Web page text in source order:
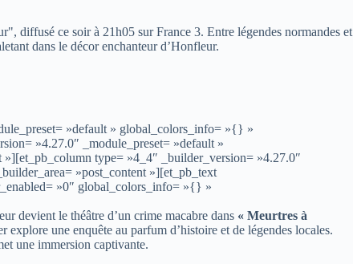
diffusé ce soir à 21h05 sur France 3. Entre légendes normandes et
dans le décor enchanteur d’Honfleur.
»default » global_colors_info= »{} »
»4.27.0″ _module_preset= »default »
type= »4_4″ _builder_version= »4.27.0″
»post_content »][et_pb_text
»0″ global_colors_info= »{} »
devient le théâtre d’un crime macabre dans « Meurtres à
une enquête au parfum d’histoire et de légendes locales.
une immersion captivante.